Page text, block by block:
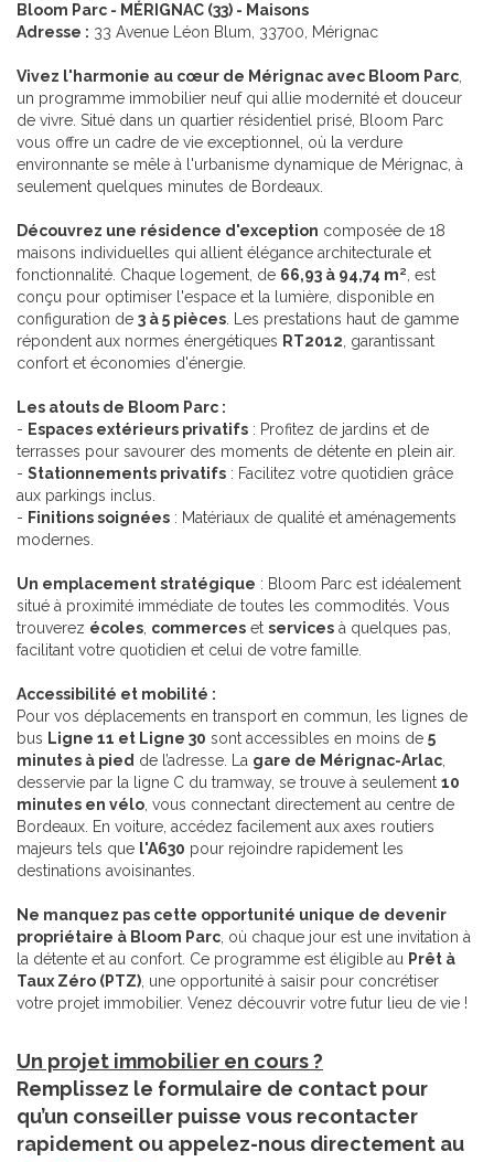
Bloom Parc - MÉRIGNAC (33) - Maisons
Adresse : 33 Avenue Léon Blum, 33700, Mérignac
Vivez l'harmonie au cœur de Mérignac avec Bloom Parc,
un programme immobilier neuf qui allie modernité et douceur
de vivre. Situé dans un quartier résidentiel prisé, Bloom Parc
vous offre un cadre de vie exceptionnel, où la verdure
environnante se mêle à l'urbanisme dynamique de Mérignac, à
seulement quelques minutes de Bordeaux.
Découvrez une résidence d'exception composée de 18
maisons individuelles qui allient élégance architecturale et
fonctionnalité. Chaque logement, de 66,93 à 94,74 m², est
conçu pour optimiser l'espace et la lumière, disponible en
configuration de 3 à 5 pièces. Les prestations haut de gamme
répondent aux normes énergétiques RT2012, garantissant
confort et économies d'énergie.
Les atouts de Bloom Parc :
- Espaces extérieurs privatifs : Profitez de jardins et de
terrasses pour savourer des moments de détente en plein air.
- Stationnements privatifs : Facilitez votre quotidien grâce
aux parkings inclus.
- Finitions soignées : Matériaux de qualité et aménagements
modernes.
Un emplacement stratégique : Bloom Parc est idéalement
situé à proximité immédiate de toutes les commodités. Vous
trouverez écoles, commerces et services à quelques pas,
facilitant votre quotidien et celui de votre famille.
Accessibilité et mobilité :
Pour vos déplacements en transport en commun, les lignes de
bus Ligne 11 et Ligne 30 sont accessibles en moins de 5
minutes à pied de l’adresse. La gare de Mérignac-Arlac,
desservie par la ligne C du tramway, se trouve à seulement 10
minutes en vélo, vous connectant directement au centre de
Bordeaux. En voiture, accédez facilement aux axes routiers
majeurs tels que l'A630 pour rejoindre rapidement les
destinations avoisinantes.
Ne manquez pas cette opportunité unique de devenir
propriétaire à Bloom Parc, où chaque jour est une invitation à
la détente et au confort. Ce programme est éligible au Prêt à
Taux Zéro (PTZ), une opportunité à saisir pour concrétiser
votre projet immobilier. Venez découvrir votre futur lieu de vie !
Un projet immobilier en cours ?
Remplissez le formulaire de contact pour
qu’un conseiller puisse vous recontacter
rapidement ou appelez-nous directement au